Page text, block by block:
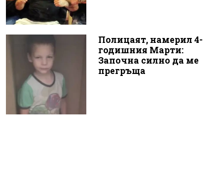
Полицаят, намерил 4-
годишния Марти:
Започна силно да ме
прегръща